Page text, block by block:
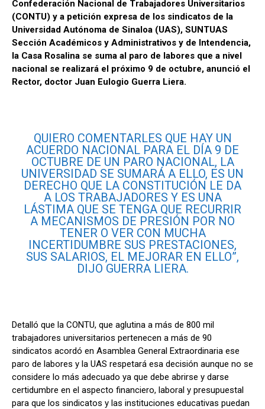
s
A
p
p
b
o
o
k
gr
a
m
p
ar
tir
Confederación Nacional de Trabajadores Universitarios
(CONTU) y a petición expresa de los sindicatos de la
Universidad Autónoma de Sinaloa (UAS), SUNTUAS
Sección Académicos y Administrativos y de Intendencia,
la Casa Rosalina se suma al paro de labores que a nivel
nacional se realizará el próximo 9 de octubre, anunció el
Rector, doctor Juan Eulogio Guerra Liera.
QUIERO COMENTARLES QUE HAY UN
ACUERDO NACIONAL PARA EL DÍA 9 DE
OCTUBRE DE UN PARO NACIONAL, LA
UNIVERSIDAD SE SUMARÁ A ELLO, ES UN
DERECHO QUE LA CONSTITUCIÓN LE DA
A LOS TRABAJADORES Y ES UNA
LÁSTIMA QUE SE TENGA QUE RECURRIR
A MECANISMOS DE PRESIÓN POR NO
TENER O VER CON MUCHA
INCERTIDUMBRE SUS PRESTACIONES,
SUS SALARIOS, EL MEJORAR EN ELLO”,
DIJO GUERRA LIERA.
Detalló que la CONTU, que aglutina a más de 800 mil
trabajadores universitarios pertenecen a más de 90
sindicatos acordó en Asamblea General Extraordinaria ese
paro de labores y la UAS respetará esa decisión aunque no se
considere lo más adecuado ya que debe abrirse y darse
certidumbre en el aspecto financiero, laboral y presupuestal
para que los sindicatos y las instituciones educativas puedan